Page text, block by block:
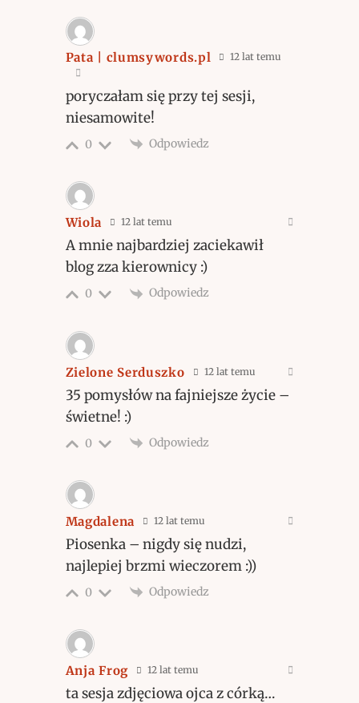
Pata | clumsywords.pl 12 lat temu
poryczałam się przy tej sesji,
niesamowite!
0 Odpowiedz
Wiola 12 lat temu
A mnie najbardziej zaciekawił
blog zza kierownicy :)
0 Odpowiedz
Zielone Serduszko 12 lat temu
35 pomysłów na fajniejsze życie –
świetne! :)
0 Odpowiedz
Magdalena 12 lat temu
Piosenka – nigdy się nudzi,
najlepiej brzmi wieczorem :))
0 Odpowiedz
Anja Frog 12 lat temu
ta sesja zdjęciowa ojca z córką…